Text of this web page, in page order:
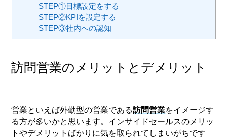
STEP①目標設定をする
STEP②KPIを設定する
STEP③社内への認知
訪問営業のメリットとデメリット
営業といえば外勤型の営業である訪問営業をイメージす
る方が多いかと思います。インサイドセールスのメリッ
トやデメリットばかりに気を取られてしまいがちです